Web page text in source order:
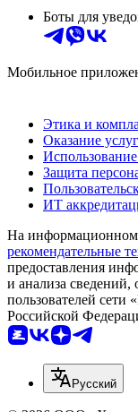
Боты для
Мобильное
Этика и
Оказание услуг
Защита
ИТ
На информационном
рекомендательные
предоставления
и анализа
пользователей сети
Российской
Русский